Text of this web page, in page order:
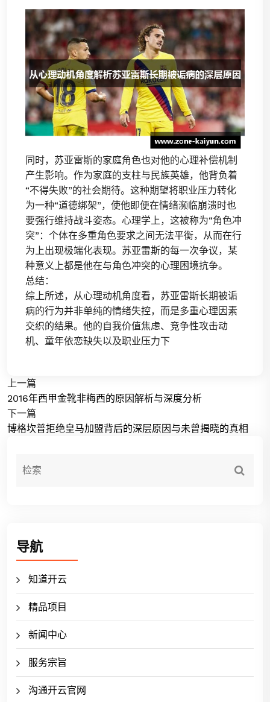
同时，苏亚雷斯的家庭角色也对他的心理补偿机制
产生影响。作为家庭的支柱与民族英雄，他背负着
“不得失败”的社会期待。这种期望将职业压力转化
为一种“道德绑架”，使他即便在情绪濒临崩溃时也
要强行维持战斗姿态。心理学上，这被称为“角色冲
突”：个体在多重角色要求之间无法平衡，从而在行
为上出现极端化表现。苏亚雷斯的每一次争议，某
种意义上都是他在与角色冲突的心理困境抗争。
总结：
综上所述，从心理动机角度看，苏亚雷斯长期被诟
病的行为并非单纯的情绪失控，而是多重心理因素
交织的结果。他的自我价值焦虑、竞争性攻击动
机、童年依恋缺失以及职业压力下
上一篇
2016年西甲金靴非梅西的原因解析与深度分析
下一篇
博格坎普拒绝皇马加盟背后的深层原因与未曾揭晓的真相
导航
知道开云
精品项目
新闻中心
服务宗旨
沟通开云官网